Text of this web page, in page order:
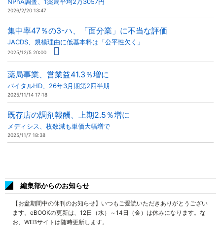
2026/2/20 13:47
集中率47％の3-ハ、「面分業」に不当な評価
JACDS、規模理由に低基本料は「公平性欠く」
2025/12/5 20:00
薬局事業、営業益41.3％増に
バイタルHD、26年3月期第2四半期
2025/11/14 17:18
既存店の調剤報酬、上期2.5％増に
メディシス、枚数減も単価大幅増で
2025/11/7 18:38
編集部からのお知らせ
【お盆期間中の休刊のお知らせ】いつもご愛読いただきありがとうござい
ます。eBOOKの更新は、12日（水）～14日（金）は休みになります。な
お、WEBサイトは随時更新します。